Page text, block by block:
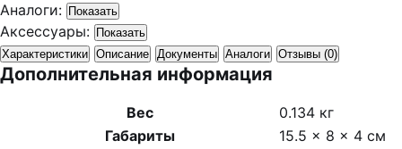
Аналоги: Показать
Аксессуары: Показать
Характеристики Описание Документы Аналоги Отзывы (0)
Дополнительная информация
Вес
0.134 кг
Габариты
15.5 × 8 × 4 см